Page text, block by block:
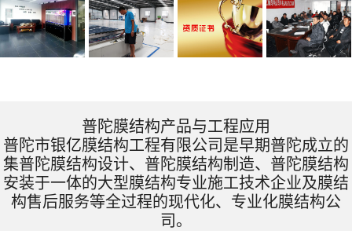
普陀膜结构产品与工程应用
普陀市银亿膜结构工程有限公司是早期普陀成立的
集普陀膜结构设计、普陀膜结构制造、普陀膜结构
安装于一体的大型膜结构专业施工技术企业及膜结
构售后服务等全过程的现代化、专业化膜结构公
司。